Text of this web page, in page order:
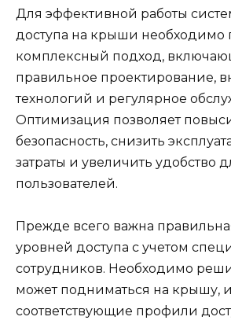
Для эффективной работы
доступа на крыши необходимо
комплексный подход,
правильное проектирование,
технологий и регулярное
Оптимизация позволяет
безопасность, снизить
затраты и увеличить удобство
пользователей.
Прежде всего важна
уровней доступа с учетом
сотрудников. Необходимо
может подниматься на крышу,
соответствующие профили